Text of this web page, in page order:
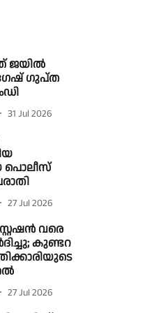
ജയിൽ
ഗുപ്ത
31 Jul 2026
27 Jul 2026
വരെ
കുണ്ടറ
27 Jul 2026